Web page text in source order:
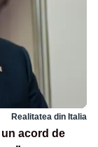
Realitatea din Italia
acord de